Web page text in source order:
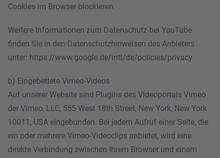
Cookies im Browser blockieren.
Weitere Informationen zum Datenschutz bei YouTube
finden Sie in den Datenschutzhinweisen des Anbieters
unter: https://www.google.de/intl/de/policies/privacy
b) Eingebettete Vimeo-Videos
Auf unserer Website sind Plugins des Videoportals Vimeo
der Vimeo, LLC, 555 West 18th Street, New York, New York
10011, USA eingebunden. Bei jedem Aufruf einer Seite, die
ein oder mehrere Vimeo-Videoclips anbietet, wird eine
direkte Verbindung zwischen Ihrem Browser und einem